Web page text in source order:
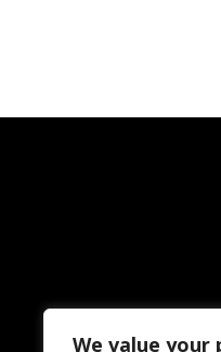
We value your